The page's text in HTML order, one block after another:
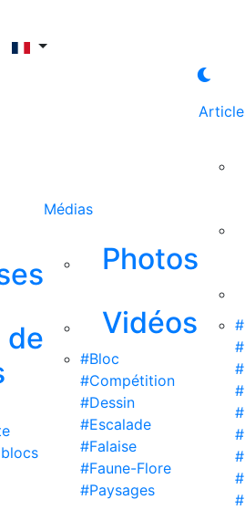
de
Médias
Photos
Vidéos
#Bloc
#Compétition
#Dessin
#Escalade
#Falaise
#Faune-Flore
#Paysages